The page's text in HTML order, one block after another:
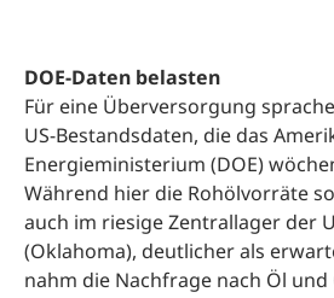
DOE-Daten belasten
Für eine Überversorgung
US-Bestandsdaten, die das
Energieministerium (DOE)
Während hier die Rohölvorräte
auch im riesige Zentrallager der
(Oklahoma), deutlicher als
nahm die Nachfrage nach Öl